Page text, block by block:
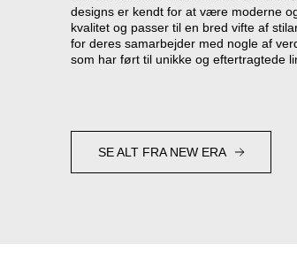
designs er kendt for at være moderne
kvalitet og passer til en bred vifte af
for deres samarbejder med nogle af
som har ført til unikke og eftertragtede
SE ALT FRA NEW ERA